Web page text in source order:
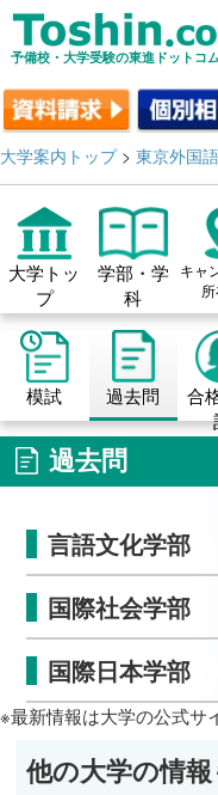
予備校・大学受験の東進ドットコム
大学案内トップ> 東京外国
大学トッ
プ
学部・学
科
キャ
模試 過去問
合
過去問
言語文化学部
国際社会学部
国際日本学部
※最新情報は大学の公式サ
他の大学の情